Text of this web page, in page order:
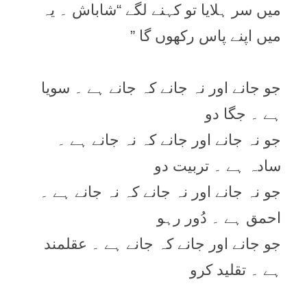
میں سر ہلایا تو کہنے لگے “شاباش ۔ یہ
میں اپنے پاس رکھوں گا ”
جو جانے اور نہ جانے کہ جانے ہے ۔ سویا
ہے ۔ جگا دو
جو نہ جانے اور جانے کہ نہ جانے ہے ۔
سادہ ہے ۔ تربیت دو
جو نہ جانے اور نہ جانے کہ نہ جانے ہے ۔
احمق ہے ۔ دُور رہو
جو جانے اور جانے کہ جانے ہے ۔ عقلمند
ہے ۔ تقلید کرو